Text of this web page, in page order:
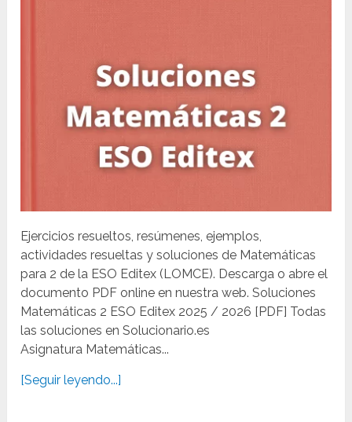
Ejercicios resueltos, resúmenes, ejemplos,
actividades resueltas y soluciones de Matemáticas
para 2 de la ESO Editex (LOMCE). Descarga o abre el
documento PDF online en nuestra web. Soluciones
Matemáticas 2 ESO Editex 2025 / 2026 [PDF] Todas
las soluciones en Solucionario.es
Asignatura Matemáticas...
[Seguir leyendo...]